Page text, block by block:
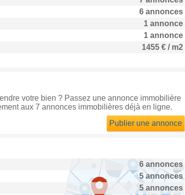
6 annonces
1 annonce
1 annonce
1455 € / m2
votre bien ? Passez une annonce immobilière
aux 7 annonces immobilières déjà en ligne.
Publier une annonce
6 annonces
5 annonces
5 annonces